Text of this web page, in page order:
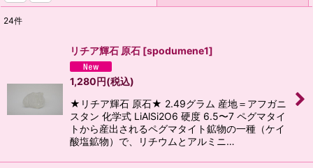
絞り込む
24件
リチア輝石 原石 [spodumene1]
1,280円(税込)
★リチア輝石 原石★ 2.49グラム 産地＝アフガニ
スタン 化学式 LiAlSi2O6 硬度 6.5〜7 ペグマタイ
トから産出されるペグマタイト鉱物の一種（ケイ
酸塩鉱物）で、リチウムとアルミニ…